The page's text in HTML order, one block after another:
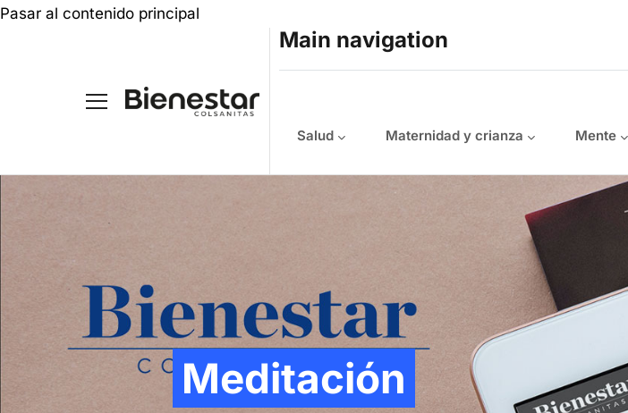
Pasar al contenido principal
Main navigation
Salud Maternidad y crianza Mente
Meditación